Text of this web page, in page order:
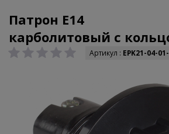
Патрон Е14
карболитовый с
Артикул : EPK21-04-